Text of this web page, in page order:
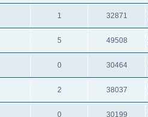
1 32871
5 49508
0 30464
2 38037
0 30199